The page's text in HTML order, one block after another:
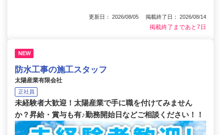
更新日： 2026/08/05 掲載終了日： 2026/08/14
掲載終了まであと7日
NEW
防水工事の施工スタッフ
太陽産業有限会社
正社員
未経験者大歓迎！太陽産業で手に職を付けてみません
か？昇給・賞与も有♪勤務開始日などご相談ください！！